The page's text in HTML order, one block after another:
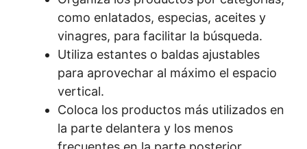
como enlatados, especias, aceites y
vinagres, para facilitar la búsqueda.
Utiliza estantes o baldas ajustables
para aprovechar al máximo el espacio
vertical.
Coloca los productos más utilizados en
la parte delantera y los menos